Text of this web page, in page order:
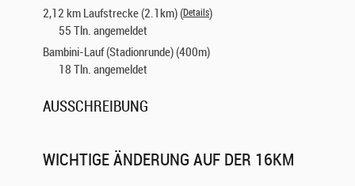
2,12 km Laufstrecke (2.1km) (Details)
55 Tln. angemeldet
Bambini-Lauf (Stadionrunde) (400m)
18 Tln. angemeldet
AUSSCHREIBUNG
WICHTIGE ÄNDERUNG AUF DER 16KM